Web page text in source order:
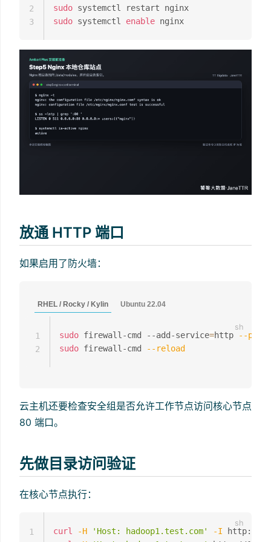
sudo
sudo systemctl enable
2
3
放通 HTTP 端口
如果启用了防火墙：
RHEL / Rocky / Kylin Ubuntu 22.04
sudo firewall-cmd --add-service=http
--
sudo firewall-cmd --reload
1
2
云主机还要检查安全组是否允许工作节点访问核心节点
80 端口。
先做目录访问验证
在核心节点执行：
curl -H 'Host: hadoop1.test.com'
-I
1